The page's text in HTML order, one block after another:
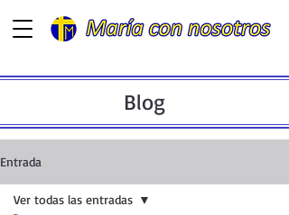
Blog
Entrada
Ver todas las entradas